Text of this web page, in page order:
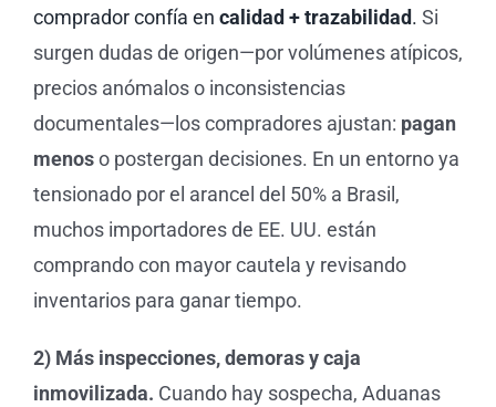
comprador confía en calidad + trazabilidad. Si
surgen dudas de origen—por volúmenes atípicos,
precios anómalos o inconsistencias
documentales—los compradores ajustan: pagan
menoso postergan decisiones. En un entorno ya
tensionado por el arancel del 50% a Brasil,
muchos importadores de EE. UU. están
comprando con mayor cautela y revisando
inventarios para ganar tiempo.
2) Más inspecciones, demoras y caja
inmovilizada. Cuando hay sospecha, Aduanas